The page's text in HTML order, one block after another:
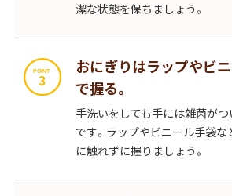
潔な状態を保ちましょう。
おにぎりはラップやビ
で握る。
手洗いをしても手には雑菌が
です。ラップやビニール手袋な
に触れずに握りましょう。